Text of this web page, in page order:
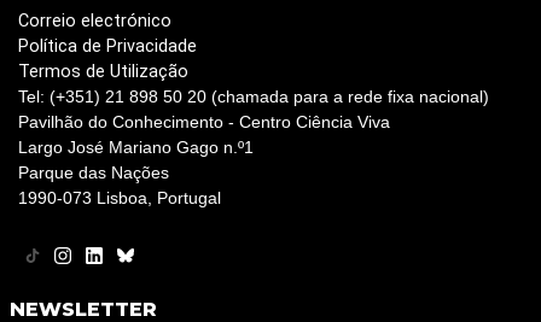
Correio electrónico
Política de Privacidade
Termos de Utilização
Tel: (+351) 21 898 50 20 (chamada para a rede fixa nacional)
Pavilhão do Conhecimento - Centro Ciência Viva
Largo José Mariano Gago n.º1
Parque das Nações
1990-073 Lisboa, Portugal
NEWSLETTER